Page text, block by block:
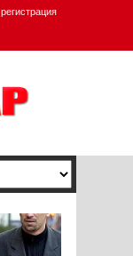
регистрация